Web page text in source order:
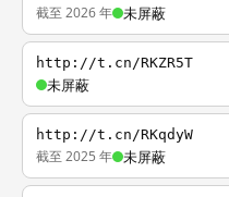
截至 2026 年 未屏蔽
http://t.cn/RKZR5T
未屏蔽
http://t.cn/RKqdyW
截至 2025 年 未屏蔽